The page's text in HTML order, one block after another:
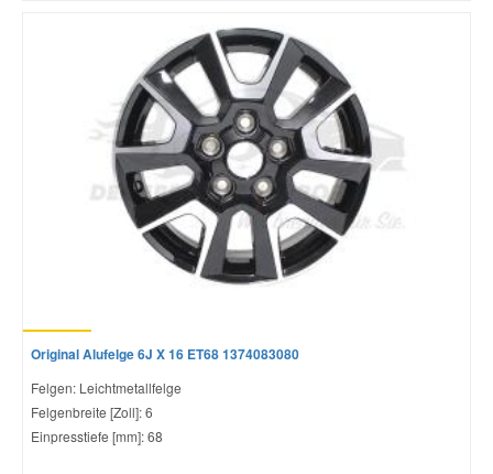
Original Alufelge 6J X 16 ET68 1374083080
Felgen: Leichtmetallfelge
Felgenbreite [Zoll]: 6
Einpresstiefe [mm]: 68